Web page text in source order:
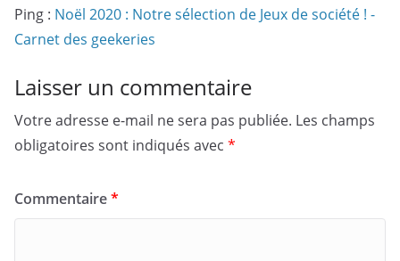
Ping : Noël 2020 : Notre sélection de Jeux de société ! -
Carnet des geekeries
Laisser un commentaire
Votre adresse e-mail ne sera pas publiée. Les champs
obligatoires sont indiqués avec *
Commentaire*